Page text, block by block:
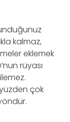
kalmaz,
eklemek
rüyası
çok